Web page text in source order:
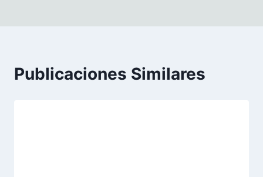
Publicaciones Similares